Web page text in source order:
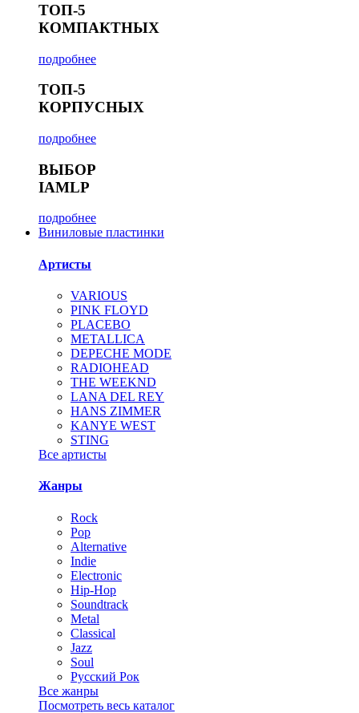
ТОП-5
КОМПАКТНЫХ
подробнее
ТОП-5
КОРПУСНЫХ
подробнее
ВЫБОР
IAMLP
подробнее
Виниловые пластинки
Артисты
VARIOUS
PINK FLOYD
PLACEBO
METALLICA
DEPECHE MODE
RADIOHEAD
THE WEEKND
LANA DEL REY
HANS ZIMMER
KANYE WEST
STING
Все артисты
Жанры
Rock
Pop
Alternative
Indie
Electronic
Hip-Hop
Soundtrack
Metal
Classical
Jazz
Soul
Русский Рок
Все жанры
Посмотреть весь каталог